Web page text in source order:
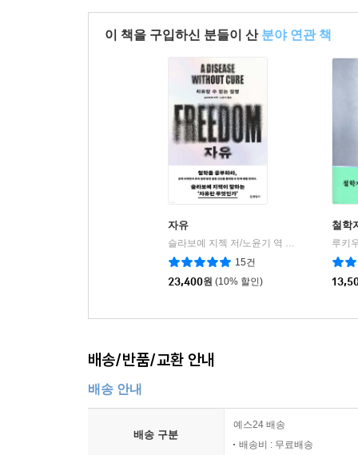
8장 ‘해방공간의 천도교 민주주의론’은 해방 이
자주적 민주국가의 청사진을 확인한다. ‘인민주
『다시, 동학』은 이처럼 ‘동학의 탄생’부터 ‘천
맞선 동학의 고뇌를 되짚는 이 책은 파편화된
사상을 확인하는 동시에, 세상을 바라보는 든든한
이 책을 구입하신 분들이 산 분야 연관 책
자유
슬라보예 지젝 저/노윤기 역 | 현암사
15건
23,400원 (10% 할인)
철학
배송/반품/교환 안내
배송 안내
배송 구분
예스24 배송
배송비 : 무료배송